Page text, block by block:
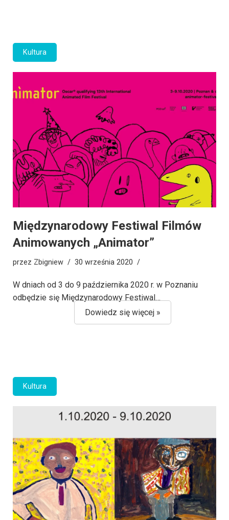
Międzynarodowy Festiwal Filmów
Animowanych „Animator”
przez Zbigniew 30 września 2020
Kultura
W dniach od 3 do 9 października 2020 r. w Poznaniu
odbędzie się Międzynarodowy Festiwal…
Dowiedz się więcej »
Kultura